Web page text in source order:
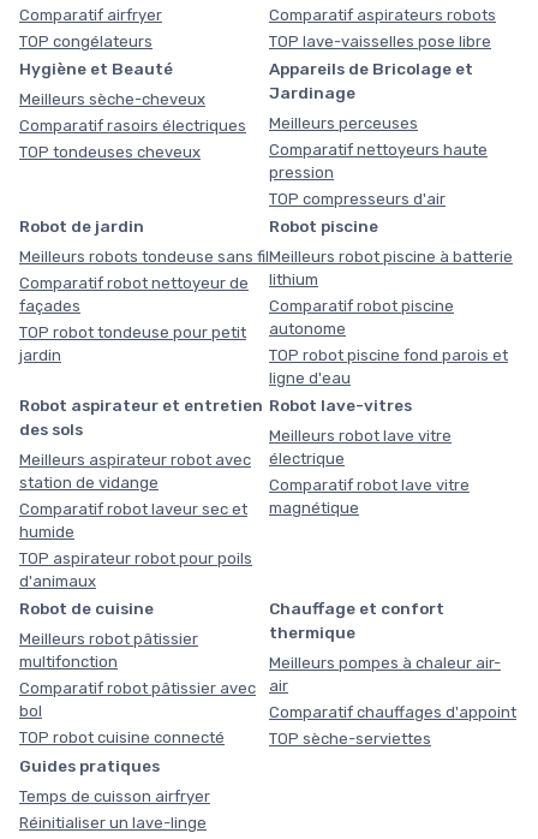
Comparatif airfryer
TOP congélateurs
Comparatif aspirateurs robots
TOP lave-vaisselles pose libre
Hygiène et Beauté
Meilleurs sèche-cheveux
Comparatif rasoirs électriques
TOP tondeuses cheveux
Appareils de Bricolage et
Jardinage
Meilleurs perceuses
Comparatif nettoyeurs haute
pression
TOP compresseurs d'air
Robot de jardin
Meilleurs robots tondeuse sans fil
Comparatif robot nettoyeur de
façades
TOP robot tondeuse pour petit
jardin
Robot piscine
Meilleurs robot piscine à batterie
lithium
Comparatif robot piscine
autonome
TOP robot piscine fond parois et
ligne d'eau
Robot aspirateur et entretien
des sols
Meilleurs aspirateur robot avec
station de vidange
Comparatif robot laveur sec et
humide
TOP aspirateur robot pour poils
d'animaux
Robot lave-vitres
Meilleurs robot lave vitre
électrique
Comparatif robot lave vitre
magnétique
Robot de cuisine
Meilleurs robot pâtissier
multifonction
Comparatif robot pâtissier avec
bol
TOP robot cuisine connecté
Chauffage et confort
thermique
Meilleurs pompes à chaleur air-
air
Comparatif chauffages d'appoint
TOP sèche-serviettes
Guides pratiques
Temps de cuisson airfryer
Réinitialiser un lave-linge